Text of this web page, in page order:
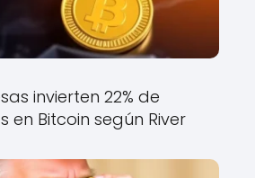
invierten 22% de
en Bitcoin según River